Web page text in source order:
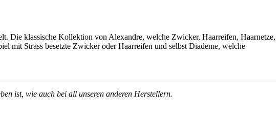
Die klassische Kollektion von Alexandre, welche Zwicker, Haarreifen, Haarnetze,
mit Strass besetzte Zwicker oder Haarreifen und selbst Diademe, welche
ist, wie auch bei all unseren anderen Herstellern.